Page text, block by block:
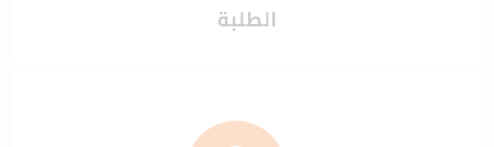
الطلبة